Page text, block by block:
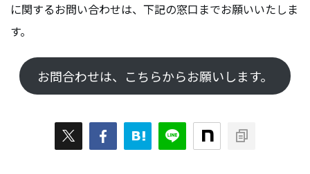
に関するお問い合わせは、下記の窓口までお願いいたしま
す。
お問合わせは、こちらからお願いします。